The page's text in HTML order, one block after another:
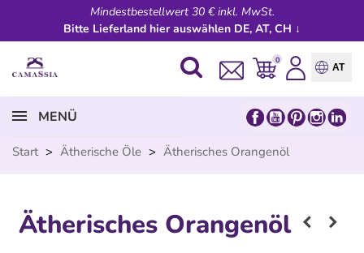
Mindestbestellwert 30 € inkl. MwSt.
Bitte Lieferland hier auswählen DE, AT, CH ↓
0
AT
MENÜ
Start > Ätherische Öle > Ätherisches Orangenöl
Ätherisches Orangenöl